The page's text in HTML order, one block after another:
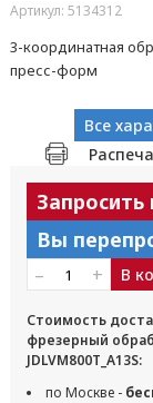
Артикул: 5134312
3-координатная
пресс-форм
Все
Запросить
Вы
– + В
Стоимость
фрезерный
JDLVM800T_A13S:
по Москве -